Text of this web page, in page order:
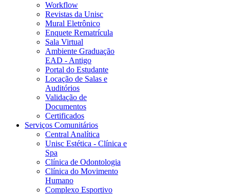
Workflow
Revistas da Unisc
Mural Eletrônico
Enquete Rematrícula
Sala Virtual
Ambiente Graduação
EAD - Antigo
Portal do Estudante
Locação de Salas e
Auditórios
Validação de
Documentos
Certificados
Serviços Comunitários
Central Analítica
Unisc Estética - Clínica e
Spa
Clínica de Odontologia
Clínica do Movimento
Humano
Complexo Esportivo